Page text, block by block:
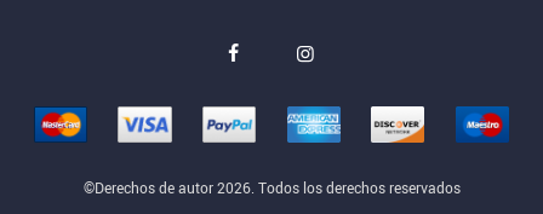
©Derechos de autor 2026. Todos los derechos reservados